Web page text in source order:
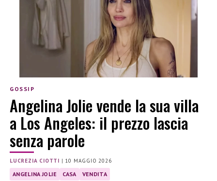
GOSSIP
Angelina Jolie vende la sua villa
a Los Angeles: il prezzo lascia
senza parole
LUCREZIA CIOTTI | 10 MAGGIO 2026
ANGELINA JOLIE CASA VENDITA